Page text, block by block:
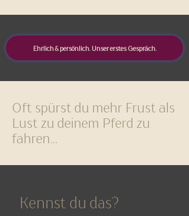
Ehrlich & persönlich. Unser erstes Gespräch.
Oft spürst du mehr Frust als
Lust zu deinem Pferd zu
fahren...
Kennst du das?